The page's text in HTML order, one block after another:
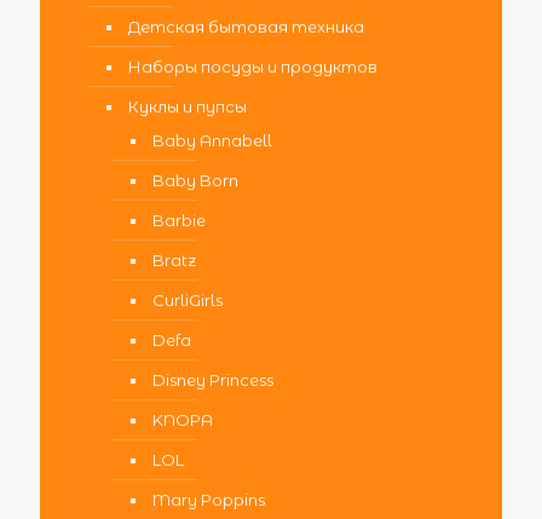
Детская бытовая техника
Наборы посуды и продуктов
Куклы и пупсы
Baby Annabell
Baby Born
Barbie
Bratz
CurliGirls
Defa
Disney Princess
KNOPA
LOL
Mary Poppins